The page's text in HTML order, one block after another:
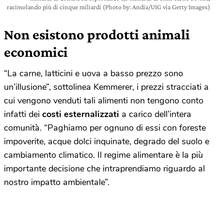
racimolando più di cinque miliardi (Photo by: Andia/UIG via Getty Images)
Non esistono prodotti animali
economici
“La carne, latticini e uova a basso prezzo sono
un’illusione”, sottolinea Kemmerer, i prezzi stracciati a
cui vengono venduti tali alimenti non tengono conto
infatti dei costi esternalizzati a carico dell’intera
comunità. “Paghiamo per ognuno di essi con foreste
impoverite, acque dolci inquinate, degrado del suolo e
cambiamento climatico. Il regime alimentare è la più
importante decisione che intraprendiamo riguardo al
nostro impatto ambientale”.